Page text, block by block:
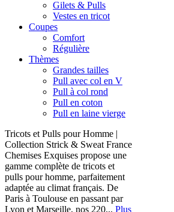
Gilets & Pulls
Vestes en tricot
Coupes
Comfort
Régulière
Thèmes
Grandes tailles
Pull avec col en V
Pull à col rond
Pull en coton
Pull en laine vierge
Tricots et Pulls pour Homme |
Collection Strick & Sweat France
Chemises Exquises propose une
gamme complète de tricots et
pulls pour homme, parfaitement
adaptée au climat français. De
Paris à Toulouse en passant par
Lyon et Marseille, nos 220... Plus